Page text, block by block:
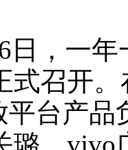
日，一
式召开
台产